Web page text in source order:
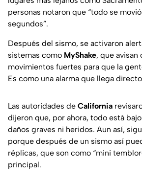
personas notaron que “todo se
segundos”.
Después del sismo, se activaron
sistemas como MyShake, que avisan
movimientos fuertes para que la
Es como una alarma que llega
Las autoridades de California
dijeron que, por ahora, todo está
daños graves ni heridos. Aun así,
porque después de un sismo así
réplicas, que son como “mini
principal.